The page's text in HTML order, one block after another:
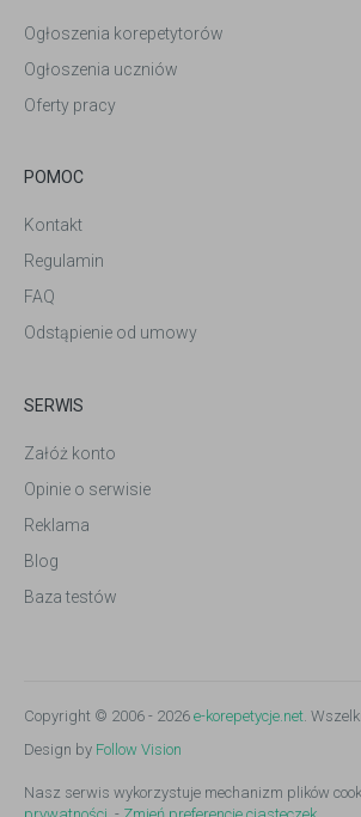
Ogłoszenia korepetytorów
Ogłoszenia uczniów
Oferty pracy
POMOC
Kontakt
Regulamin
FAQ
Odstąpienie od umowy
SERWIS
Załóż konto
Opinie o serwisie
Reklama
Blog
Baza testów
Copyright © 2006 - 2026 e-korepetycje.net .
Design by Follow Vision
Nasz serwis wykorzystuje mechanizm plików